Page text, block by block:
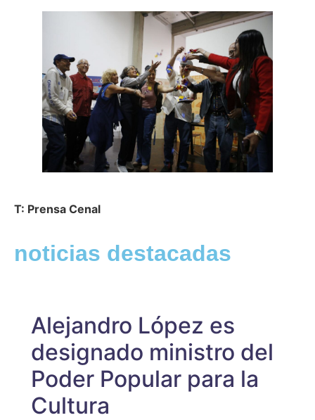
T: Prensa Cenal
noticias destacadas
Alejandro López es
designado ministro del
Poder Popular para la
Cultura